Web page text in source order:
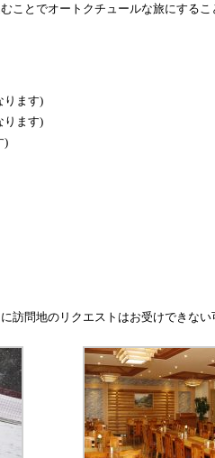
とでオートクチュールな旅にするこ
ります)
ります)
)
訪問地のリクエストはお受けできない